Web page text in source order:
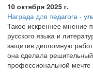
10 октября 2025 г.
Награда для педагога -
Такое искреннее мнение
русского языка и
защитив дипломную
она сделала
профессиональной